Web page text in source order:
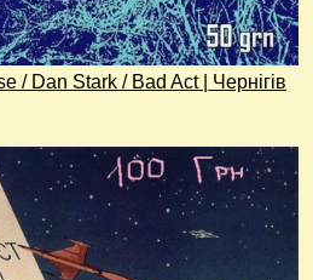
/ Dan Stark / Bad Act | Чернігів